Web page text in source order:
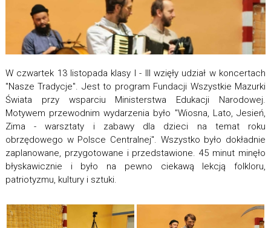
W czwartek 13 listopada klasy I - III wzięły udział w koncertach
"Nasze Tradycje". Jest to program Fundacji Wszystkie Mazurki
Świata przy wsparciu Ministerstwa Edukacji Narodowej.
Motywem przewodnim wydarzenia było "Wiosna, Lato, Jesień,
Zima - warsztaty i zabawy dla dzieci na temat roku
obrzędowego w Polsce Centralnej". Wszystko było dokładnie
zaplanowane, przygotowane i przedstawione. 45 minut minęło
błyskawicznie i było na pewno ciekawą lekcją folkloru,
patriotyzmu, kultury i sztuki.